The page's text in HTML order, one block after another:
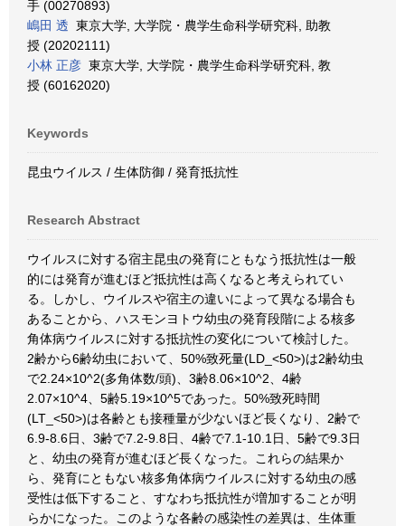
手 (00270893)
嶋田 透 東京大学, 大学院・農学生命科学研究科, 助教
授 (20202111)
小林 正彦 東京大学, 大学院・農学生命科学研究科, 教
授 (60162020)
Keywords
昆虫ウイルス / 生体防御 / 発育抵抗性
Research Abstract
ウイルスに対する宿主昆虫の発育にともなう抵抗性は一般
的には発育が進むほど抵抗性は高くなると考えられてい
る。しかし、ウイルスや宿主の違いによって異なる場合も
あることから、ハスモンヨトウ幼虫の発育段階による核多
角体病ウイルスに対する抵抗性の変化について検討した。
2齢から6齢幼虫において、50%致死量(LD_<50>)は2齢幼虫
で2.24×10^2(多角体数/頭)、3齢8.06×10^2、4齢
2.07×10^4、5齢5.19×10^5であった。50%致死時間
(LT_<50>)は各齢とも接種量が少ないほど長くなり、2齢で
6.9-8.6日、3齢で7.2-9.8日、4齢で7.1-10.1日、5齢で9.3日
と、幼虫の発育が進むほど長くなった。これらの結果か
ら、発育にともない核多角体病ウイルスに対する幼虫の感
受性は低下すること、すなわち抵抗性が増加することが明
らかになった。このような各齢の感染性の差異は、生体重